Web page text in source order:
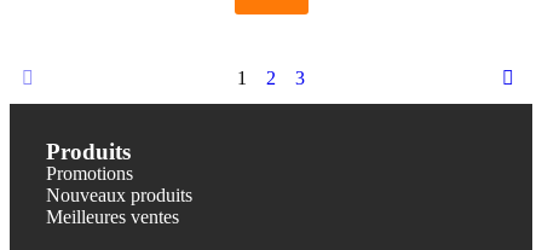
1 2 3
Produits
Promotions
Nouveaux produits
Meilleures ventes